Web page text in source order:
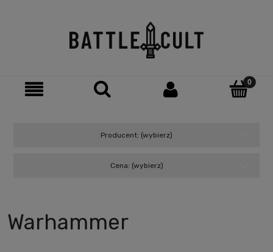
Producent: (wybierz)
Cena: (wybierz)
Warhammer